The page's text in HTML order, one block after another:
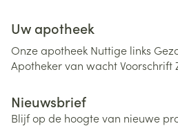
Uw apotheek
Onze apotheek Nuttige links
Apotheker van wachtVoorschrift
Nieuwsbrief
Blijf op de hoogte van nieuwe